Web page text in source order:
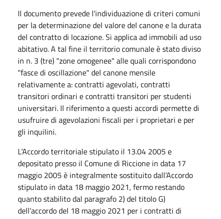
Il documento prevede l'individuazione di criteri comuni
per la determinazione del valore del canone e la durata
del contratto di locazione. Si applica ad immobili ad uso
abitativo. A tal fine il territorio comunale è stato diviso
in n. 3 (tre) "zone omogenee" alle quali corrispondono
"fasce di oscillazione" del canone mensile
relativamente a: contratti agevolati, contratti
transitori ordinari e contratti transitori per studenti
universitari. Il riferimento a questi accordi permette di
usufruire di agevolazioni fiscali per i proprietari e per
gli inquilini.
L’Accordo territoriale stipulato il 13.04 2005 e
depositato presso il Comune di Riccione in data 17
maggio 2005 è integralmente sostituito dall’Accordo
stipulato in data 18 maggio 2021, fermo restando
quanto stabilito dal paragrafo 2) del titolo G)
dell’accordo del 18 maggio 2021 per i contratti di